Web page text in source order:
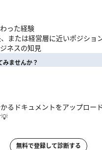
った経験
または経営層に近いポジショ
ネスの知見
ませんか？
るドキュメントをアップロー
無料で登録して診断する